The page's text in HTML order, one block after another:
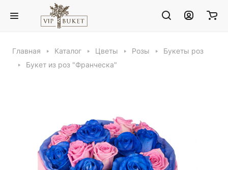
Главная Каталог Цветы Розы
Букеты роз
Букет из роз "Франческа"